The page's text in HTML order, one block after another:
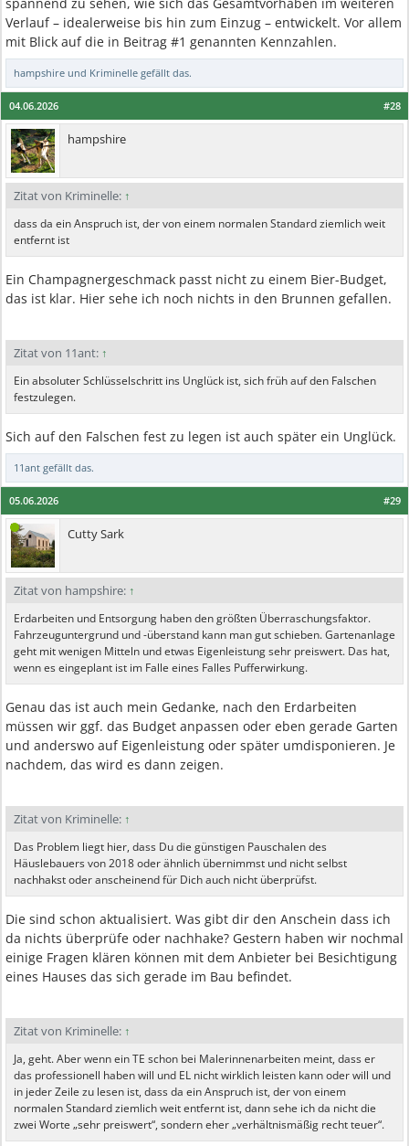
Verlauf – idealerweise bis hin zum Einzug – entwickelt. Vor allem
mit Blick auf die in Beitrag #1 genannten Kennzahlen.
hampshire und Kriminelle gefällt das.
#28
04.06.2026
hampshire
Zitat von Kriminelle: ↑
dass da ein Anspruch ist, der von einem normalen Standard ziemlich weit
entfernt ist
Ein Champagnergeschmack passt nicht zu einem Bier-Budget,
das ist klar. Hier sehe ich noch nichts in den Brunnen gefallen.
Zitat von 11ant: ↑
Ein absoluter Schlüsselschritt ins Unglück ist, sich früh auf den Falschen
festzulegen.
Sich auf den Falschen fest zu legen ist auch später ein Unglück.
11ant gefällt das.
#29
05.06.2026
Cutty Sark
Zitat von hampshire: ↑
Erdarbeiten und Entsorgung haben den größten Überraschungsfaktor.
Fahrzeuguntergrund und -überstand kann man gut schieben. Gartenanlage
geht mit wenigen Mitteln und etwas Eigenleistung sehr preiswert. Das hat,
wenn es eingeplant ist im Falle eines Falles Pufferwirkung.
Genau das ist auch mein Gedanke, nach den Erdarbeiten
müssen wir ggf. das Budget anpassen oder eben gerade Garten
und anderswo auf Eigenleistung oder später umdisponieren. Je
nachdem, das wird es dann zeigen.
Zitat von Kriminelle: ↑
Das Problem liegt hier, dass Du die günstigen Pauschalen des
Häuslebauers von 2018 oder ähnlich übernimmst und nicht selbst
nachhakst oder anscheinend für Dich auch nicht überprüfst.
Die sind schon aktualisiert. Was gibt dir den Anschein dass ich
da nichts überprüfe oder nachhake? Gestern haben wir nochmal
einige Fragen klären können mit dem Anbieter bei Besichtigung
eines Hauses das sich gerade im Bau befindet.
Zitat von Kriminelle: ↑
Ja, geht. Aber wenn ein TE schon bei Malerinnenarbeiten meint, dass er
das professionell haben will und EL nicht wirklich leisten kann oder will und
in jeder Zeile zu lesen ist, dass da ein Anspruch ist, der von einem
normalen Standard ziemlich weit entfernt ist, dann sehe ich da nicht die
zwei Worte „sehr preiswert“, sondern eher „verhältnismäßig recht teuer“.